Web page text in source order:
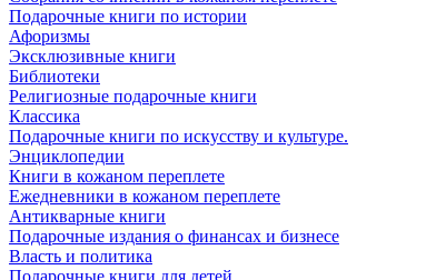
Подарочные книги по истории
Афоризмы
Эксклюзивные книги
Библиотеки
Религиозные подарочные книги
Классика
Подарочные книги по искусству и культуре.
Энциклопедии
Книги в кожаном переплете
Ежедневники в кожаном переплете
Антикварные книги
Подарочные издания о финансах и бизнесе
Власть и политика
Подарочные книги для детей